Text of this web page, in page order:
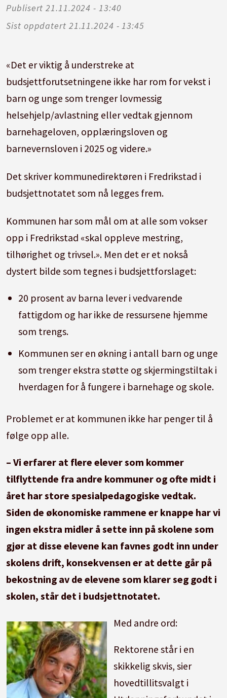
Publisert
21.11.2024 - 13:40
Sist oppdatert
21.11.2024 - 13:45
«Det er viktig å understreke at
budsjettforutsetningene ikke har rom for vekst i
barn og unge som trenger lovmessig
helsehjelp/avlastning eller vedtak gjennom
barnehageloven, opplæringsloven og
barnevernsloven i 2025 og videre.»
Det skriver kommunedirektøren i Fredrikstad i
budsjettnotatet som nå legges frem.
Kommunen har som mål om at alle som vokser
opp i Fredrikstad «skal oppleve mestring,
tilhørighet og trivsel.». Men det er et nokså
dystert bilde som tegnes i budsjettforslaget:
20 prosent av barna lever i vedvarende
fattigdom og har ikke de ressursene hjemme
som trengs.
Kommunen ser en økning i antall barn og unge
som trenger ekstra støtte og skjermingstiltak i
hverdagen for å fungere i barnehage og skole.
Problemet er at kommunen ikke har penger til å
følge opp alle.
– Vi erfarer at flere elever som kommer
tilflyttende fra andre kommuner og ofte midt i
året har store spesialpedagogiske vedtak.
Siden de økonomiske rammene er knappe har vi
ingen ekstra midler å sette inn på skolene som
gjør at disse elevene kan favnes godt inn under
skolens drift, konsekvensen er at dette går på
bekostning av de elevene som klarer seg godt i
skolen, står det i budsjettnotatet.
Med andre ord:
Rektorene står i en
skikkelig skvis, sier
hovedtillitsvalgt i